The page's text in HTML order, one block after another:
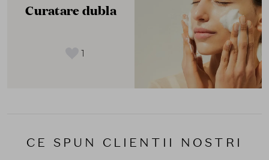
Curatare dubla
1
CE SPUN CLIENTII NOSTRI